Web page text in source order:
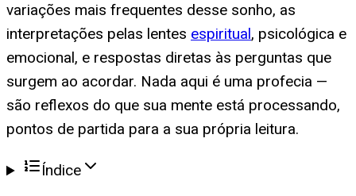
variações mais frequentes desse sonho, as
interpretações pelas lentes espiritual, psicológica e
emocional, e respostas diretas às perguntas que
surgem ao acordar. Nada aqui é uma profecia —
são reflexos do que sua mente está processando,
pontos de partida para a sua própria leitura.
Índice